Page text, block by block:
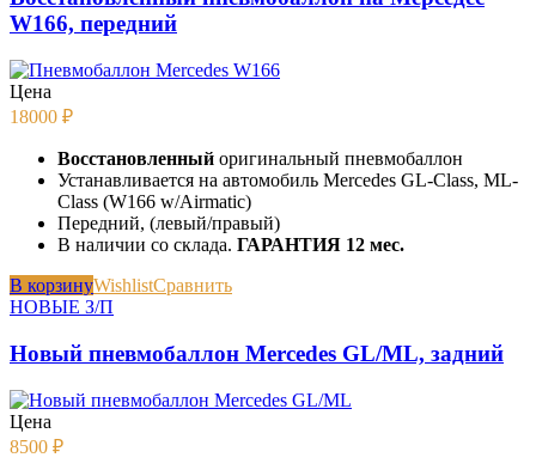
W166, передний
Цена
18000 ₽
Восстановленный оригинальный пневмобаллон
Устанавливается на автомобиль Mercedes GL-Class, ML-
Class (W166 w/Airmatic)
Передний, (левый/правый)
В наличии со склада. ГАРАНТИЯ 12 мес.
В корзинуWishlistСравнить
НОВЫЕ З/П
Новый пневмобаллон Mercedes GL/ML, задний
Цена
8500 ₽